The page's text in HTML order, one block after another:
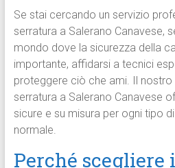
Se stai cercando un servizio
serratura a Salerano Canavese,
mondo dove la sicurezza della
importante, affidarsi a tecnici
proteggere ciò che ami. Il
serratura a Salerano Canavese
sicure e su misura per ogni tipo
normale.
Perché scegliere